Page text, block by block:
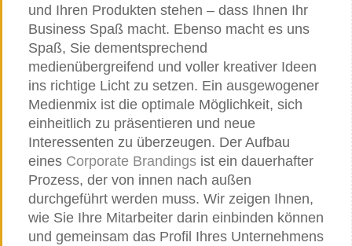
und Ihren Produkten stehen – dass Ihnen Ihr
Business Spaß macht. Ebenso macht es uns
Spaß, Sie dementsprechend
medienübergreifend und voller kreativer Ideen
ins richtige Licht zu setzen. Ein ausgewogener
Medienmix ist die optimale Möglichkeit, sich
einheitlich zu präsentieren und neue
Interessenten zu überzeugen. Der Aufbau
eines Corporate Brandingsist ein dauerhafter
Prozess, der von innen nach außen
durchgeführt werden muss. Wir zeigen Ihnen,
wie Sie Ihre Mitarbeiter darin einbinden können
und gemeinsam das Profil Ihres Unternehmens